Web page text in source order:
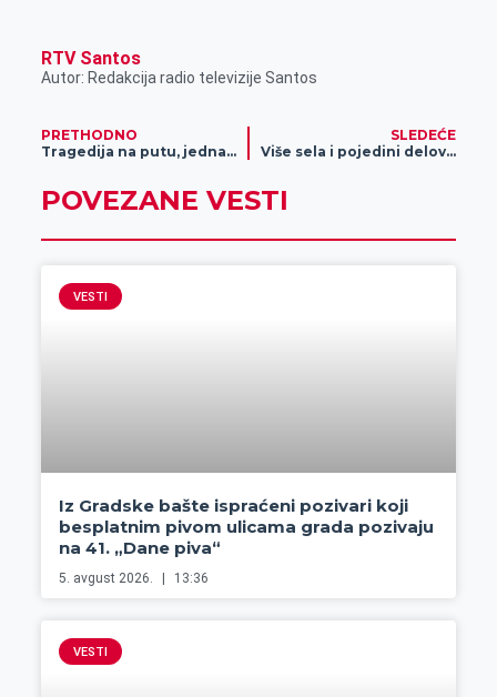
RTV Santos
Autor: Redakcija radio televizije Santos
PRETHODNO
Tragedija na putu, jedna osoba poginula
SLEDEĆE
Više sela i pojedini delovi grada ostaju bez struje, pojedini i do 7 sati!
POVEZANE VESTI
VESTI
Iz Gradske bašte ispraćeni pozivari koji
besplatnim pivom ulicama grada pozivaju
na 41. „Dane piva“
5. avgust 2026. 13:36
VESTI